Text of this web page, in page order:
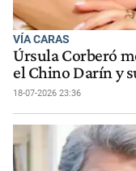
VÍA CARAS
Úrsula Corberó
el Chino Darín y
18-07-2026 23:36